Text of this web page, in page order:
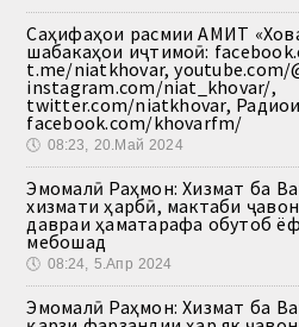
Саҳифаҳои расмии АМИТ
шабакаҳои иҷтимоӣ:
t.me/niatkhovar, youtube.com/
instagram.com/niat_khovar/,
twitter.com/niatkhovar,
facebook.com/khovarfm/
🕔 08:23, 20.Май 2024
Эмомалӣ Раҳмон: Хизмат ба
хизмати ҳарбӣ, мактаби
давраи ҳаматарафа обутоб
мебошад
🕔 08:24, 5.Апр 2024
Эмомалӣ Раҳмон: Хизмат ба